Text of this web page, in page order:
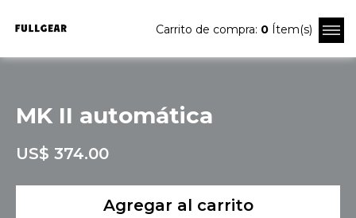
Carrito de compra: 0 Ítem(s)
MK II automática
US$ 374.00
Agregar al carrito